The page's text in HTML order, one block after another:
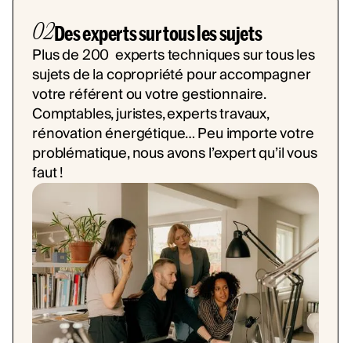
02Des experts sur tous les sujets
Plus de 200 experts techniques sur tous les
sujets de la copropriété pour accompagner
votre référent ou votre gestionnaire.
Comptables, juristes, experts travaux,
rénovation énergétique… Peu importe votre
problématique, nous avons l’expert qu’il vous
faut !